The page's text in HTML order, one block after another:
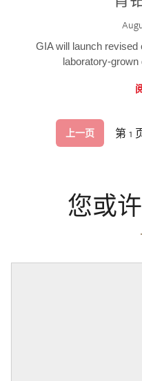
GIA will launch
laboratory-
上一页 第 1
您或